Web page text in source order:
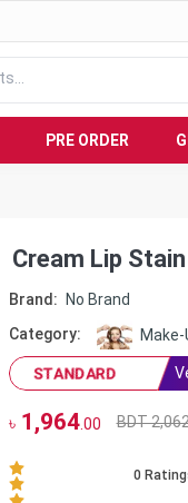
PRE ORDER
Cream Lip
Brand:
No Brand
Category:
Make-
STANDARD
৳1,964.00 BDT
0